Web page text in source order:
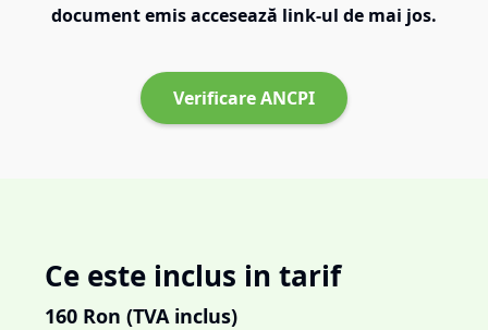
document emis accesează link-ul de mai jos.
Verificare ANCPI
Ce este inclus in tarif
160 Ron (TVA inclus)